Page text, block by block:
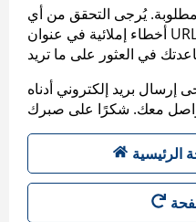
يُرجى التحقق من أي
أخطاء إملائية في عنوان URL، أو عرض خريطة الموقع
بريد إلكتروني أدناه
الرئيسية